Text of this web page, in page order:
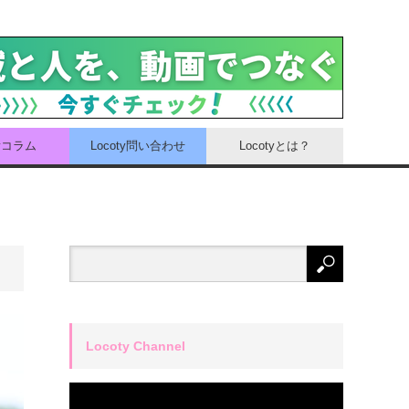
ラム Locoty問い合わせ Locotyとは？
Locoty Channel